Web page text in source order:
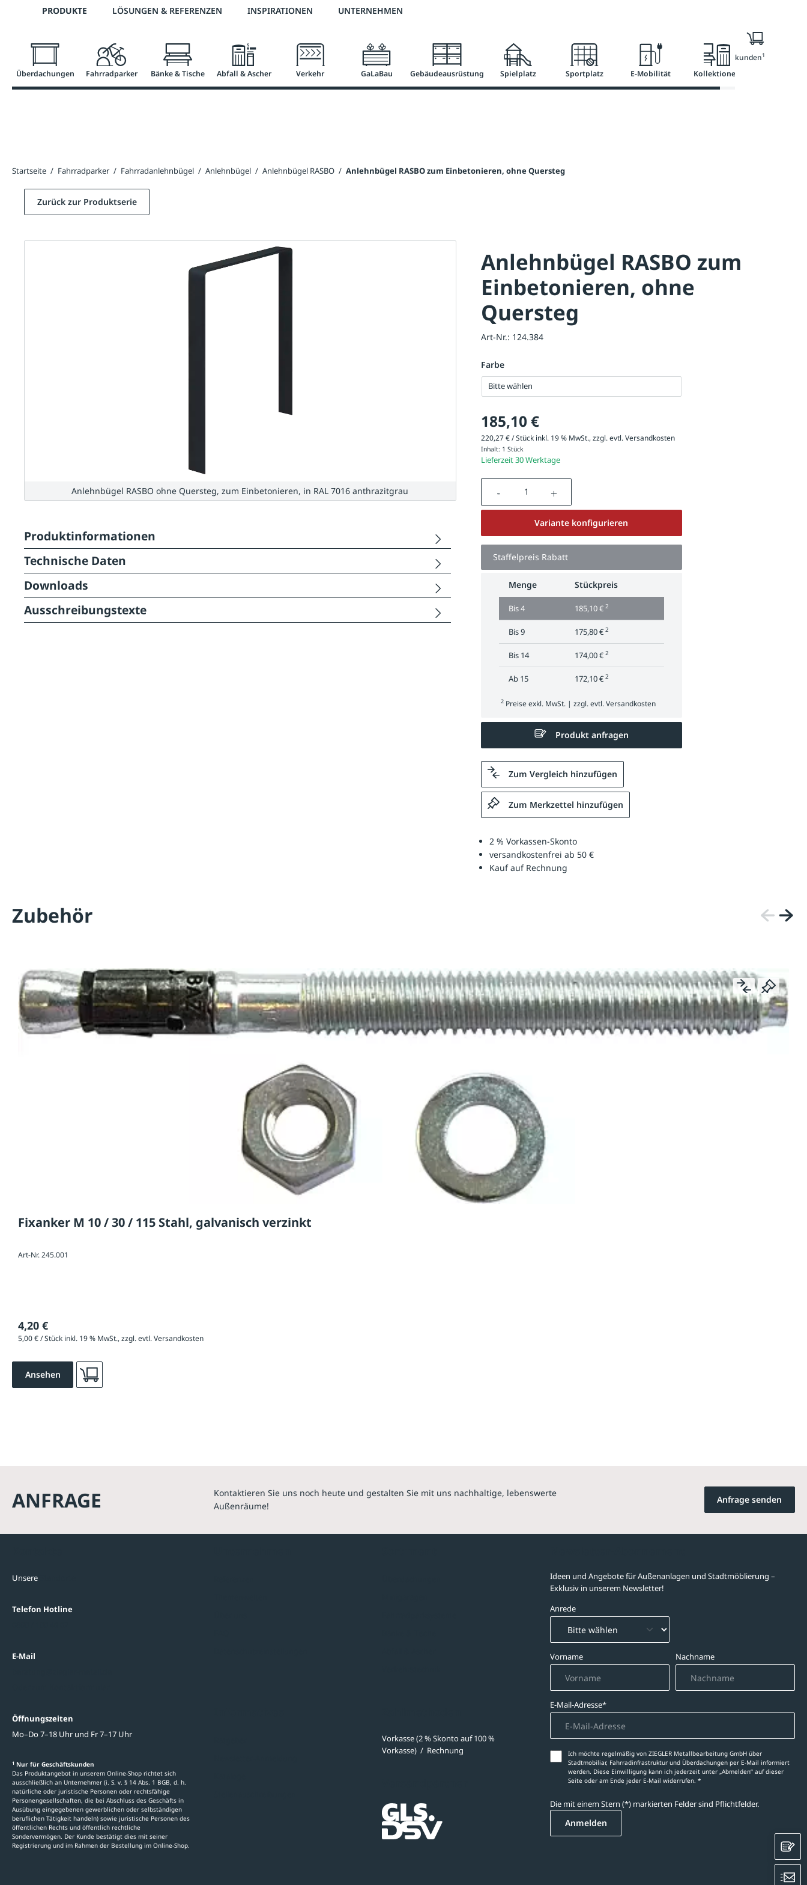
Zur Hauptnavigation springen
Telefon: 0800 / 100 49 02 2 % Vorkassen-Skonto versandkostenfrei ab 50 €
PRODUKTE LÖSUNGEN & REFERENZEN INSPIRATIONEN UNTERNEHMEN
Überdachungen Fahrradparker Bänke & Tische Abfall & Ascher Verkehr GaLaBau Gebäudeausrüstung Spielplatz Sportplatz E-Mobilität Kollektionen
Nur für Geschäftskunden1
Startseite / Fahrradparker / Fahrradanlehnbügel / Anlehnbügel / Anlehnbügel RASBO / Anlehnbügel RASBO zum Einbetonieren, ohne Quersteg
Anlehnbügel RASBO zum
Einbetonieren, ohne
Quersteg
Art-Nr.: 124.384
Farbe
Bitte wählen
185,10 €
220,27 € / Stück inkl. 19 % MwSt., zzgl. evtl.Versandkosten
Inhalt: 1 Stück
Lieferzeit 30 Werktage
Produkt Anzahl: Gib den gewünschten Wert ein oder
Variante konfigurieren
Staffelpreis Rabatt
Menge Stückpreis
Bis4 185,10 € 2
Bis9 175,80 € 2
Bis 14 174,00 € 2
Ab 15 172,10 € 2
2Preise exkl. MwSt. | zzgl. evtl.Versandkosten
Produkt anfragen
Zum Vergleich hinzufügen
Zum Merkzettel hinzufügen
2 % Vorkassen-Skonto
versandkostenfrei ab 50 €
Kauf auf Rechnung
Zurück zur Produktserie
Anlehnbügel RASBO ohne Quersteg, zum Einbetonieren, in RAL 7016 anthrazitgrau
Produktinformationen
Technische Daten
Downloads
Ausschreibungstexte
Zubehör
Fixanker M 10 / 30 / 115 Stahl, galvanisch verzinkt
Art-Nr. 245.001
4,20 €
5,00 € / Stück inkl. 19 % MwSt., zzgl. evtl. Versandkosten
Ansehen
ANFRAGE
Kontaktieren Sie uns noch heute und gestalten Sie mit uns nachhaltige, lebenswerte
Außenräume!
Anfrage senden
Unsere
Telefon Hotline
E-Mail
Öffnungszeiten
Mo–Do 7–18 Uhr und Fr 7–17 Uhr
1 Nur für Geschäftskunden
Das Produktangebot in unserem Online-Shop richtet sich
ausschließlich an Unternehmer (i. S. v. § 14 Abs. 1 BGB, d. h.
natürliche oder juristische Personen oder rechtsfähige
Personengesellschaften, die bei Abschluss des Geschäfts in
Ausübung eingegebenen gewerblichen oder selbständigen
beruflichen Tätigkeit handeln) sowie juristische Personen des
öffentlichen Rechts und öffentlich rechtliche
Sondervermögen. Der Kunde bestätigt dies mit seiner
Registrierung und im Rahmen der Bestellung im Online-Shop.
Vorkasse (2 % Skonto auf 100 %
Vorkasse) / Rechnung
Ideen und Angebote für Außenanlagen und Stadtmöblierung –
Exklusiv in unserem Newsletter!
Anrede
Vorname Nachname
E-Mail-Adresse*
Ich möchte regelmäßig von ZIEGLER Metallbearbeitung GmbH über
Stadtmobiliar, Fahrradinfrastruktur und Überdachungen per E-Mail informiert
werden. Diese Einwilligung kann ich jederzeit unter „Abmelden‘‘ auf dieser
Seite oder am Ende jeder E-Mail widerrufen. *
Die mit einem Stern (*) markierten Felder sind Pflichtfelder.
Anmelden